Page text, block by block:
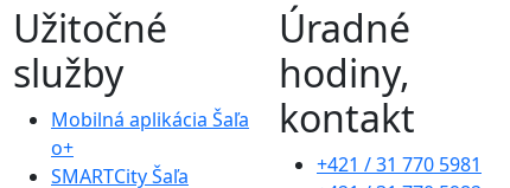
Užitočné
služby
Mobilná aplikácia Šaľa
o+
SMARTCity Šaľa
Úradné
hodiny,
kontakt
+421 / 31 770 5981